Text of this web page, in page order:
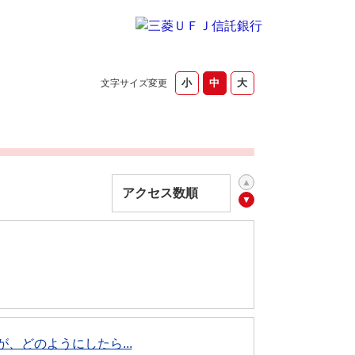
文字サイズ変更
、どのようにしたら...